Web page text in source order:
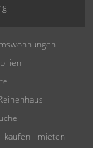
kaufen
mieten